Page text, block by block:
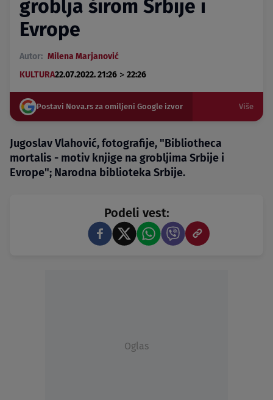
groblja širom Srbije i
Evrope
Autor: Milena Marjanović
KULTURA22.07.2022. 21:26 > 22:26
Postavi Nova.rs za omiljeni Google izvor Više
Jugoslav Vlahović, fotografije, "Bibliotheca
mortalis - motiv knjige na grobljima Srbije i
Evrope"; Narodna biblioteka Srbije.
Podeli vest:
Oglas